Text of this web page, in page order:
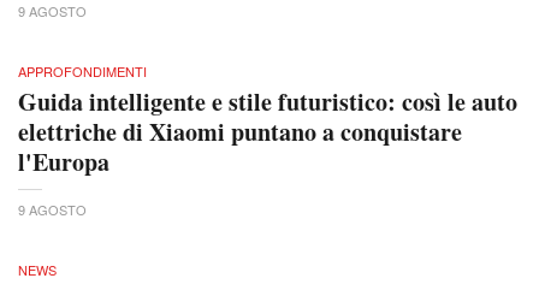
9 AGOSTO
APPROFONDIMENTI
Guida intelligente e stile futuristico: così le auto
elettriche di Xiaomi puntano a conquistare
l'Europa
9 AGOSTO
NEWS